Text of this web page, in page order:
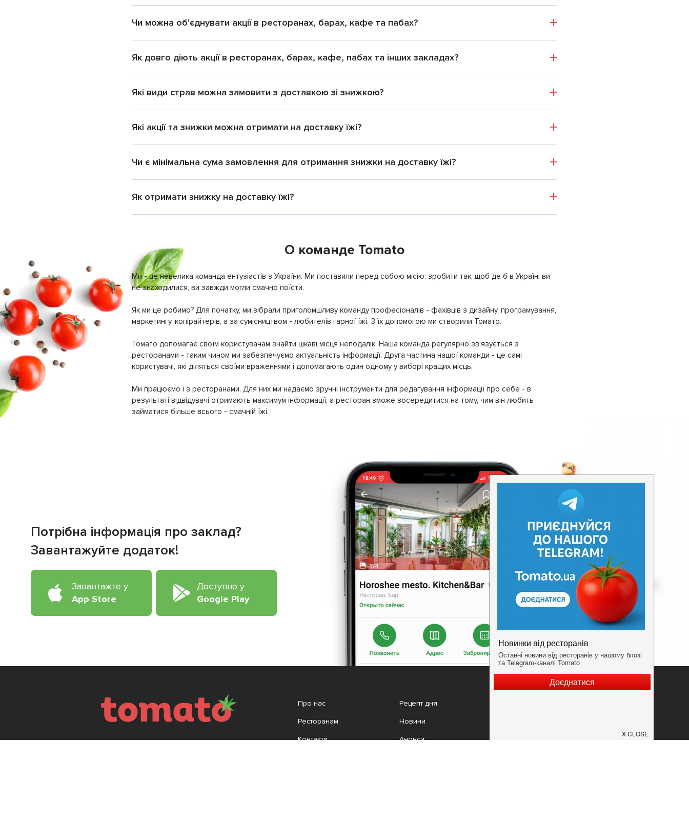
Чи можна об'єднувати акції в ресторанах, барах, кафе та пабах?
Як довго діють акції в ресторанах, барах, кафе, пабах та інших закладах?
Які види страв можна замовити з доставкою зі знижкою?
Які акції та знижки можна отримати на доставку їжі?
Чи є мінімальна сума замовлення для отримання знижки на доставку їжі?
Як отримати знижку на доставку їжі?
О команде Tomato
Ми - це невелика команда ентузіастів з України. Ми поставили перед собою місію: зробити так, щоб де б в Україні ви
не знаходилися, ви завжди могли смачно поїсти.
Як ми це робимо? Для початку, ми зібрали приголомшливу команду професіоналів - фахівців з дизайну, програмування,
маркетингу, копірайтерів, а за сумісництвом - любителів гарної їжі. З їх допомогою ми створили Томато.
Томато допомагає своїм користувачам знайти цікаві місця неподалік. Наша команда регулярно зв'язується з
ресторанами - таким чином ми забезпечуємо актуальність інформації. Друга частина нашої команди - це самі
користувачі, які діляться своїми враженнями і допомагають один одному у виборі кращих місць.
Ми працюємо і з ресторанами. Для них ми надаємо зручні інструменти для редагування інформації про себе - в
результаті відвідувачі отримають максимум інформації, а ресторан зможе зосередитися на тому, чим він любить
займатися більше всього - смачній їжі.
Потрібна інформація про заклад?
Завантажуйте додаток!
Завантажте у
App Store
Доступно у
Google Play
Про нас
Ресторанам
Контакти
Рецепт дня
Новини
Анонси